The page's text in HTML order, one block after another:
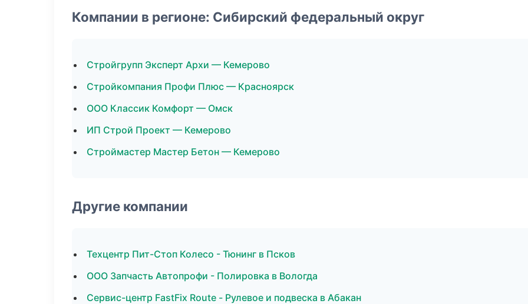
Компании в регионе: Сибирский федеральный округ
Стройгрупп Эксперт Архи — Кемерово
Стройкомпания Профи Плюс — Красноярск
ООО Классик Комфорт — Омск
ИП Строй Проект — Кемерово
Строймастер Мастер Бетон — Кемерово
Другие компании
Техцентр Пит-Стоп Колесо - Тюнинг в Псков
ООО Запчасть Автопрофи - Полировка в Вологда
Сервис-центр FastFix Route - Рулевое и подвеска в Абакан